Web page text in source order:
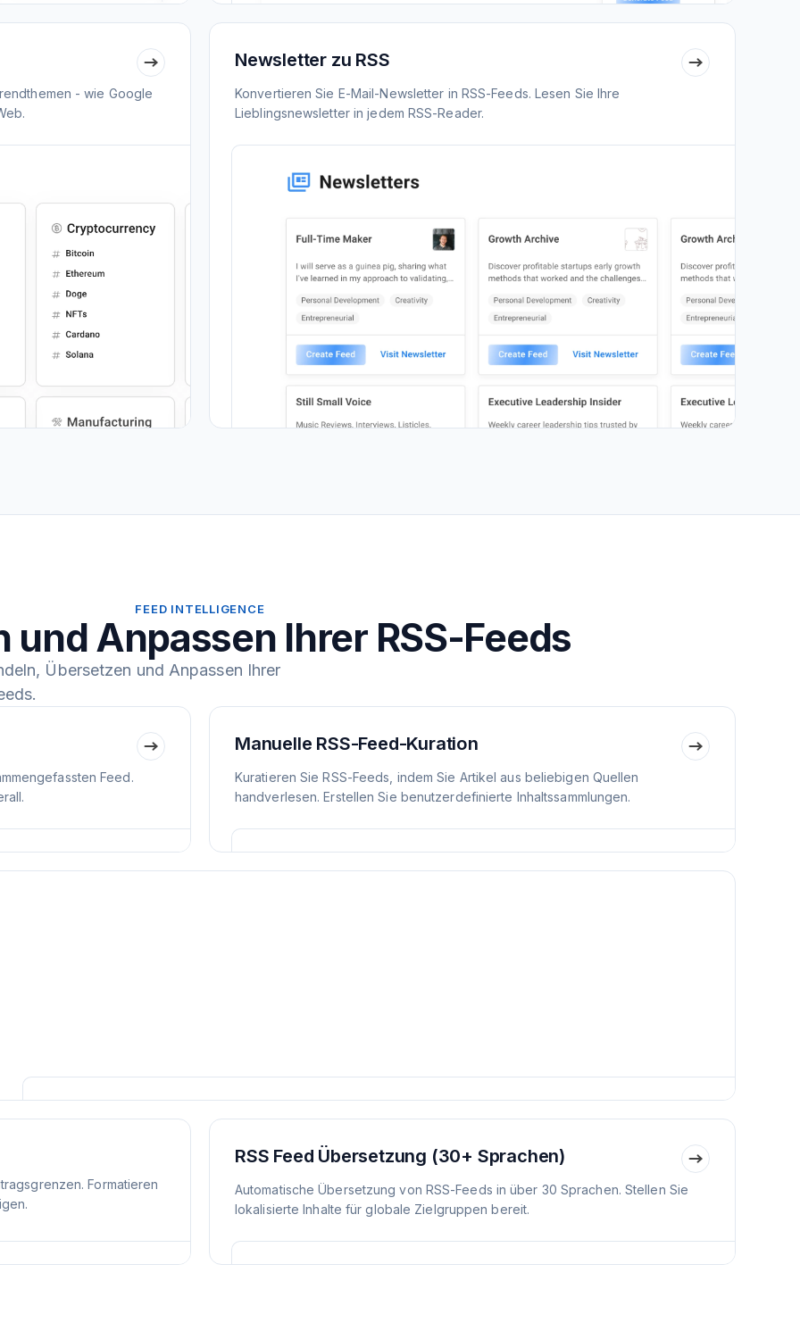
- wie Google
Newsletter zu RSS
Konvertieren Sie E-Mail-Newsletter in RSS-Feeds. Lesen Sie Ihre
Lieblingsnewsletter in jedem RSS-Reader.
FEED INTELLIGENCE
und Anpassen Ihrer RSS-Feeds
Übersetzen und Anpassen Ihrer
Feed.
Manuelle RSS-Feed-Kuration
Kuratieren Sie RSS-Feeds, indem Sie Artikel aus beliebigen Quellen
handverlesen. Erstellen Sie benutzerdefinierte Inhaltssammlungen.
Formatieren
RSS Feed Übersetzung (30+ Sprachen)
Automatische Übersetzung von RSS-Feeds in über 30 Sprachen. Stellen Sie
lokalisierte Inhalte für globale Zielgruppen bereit.